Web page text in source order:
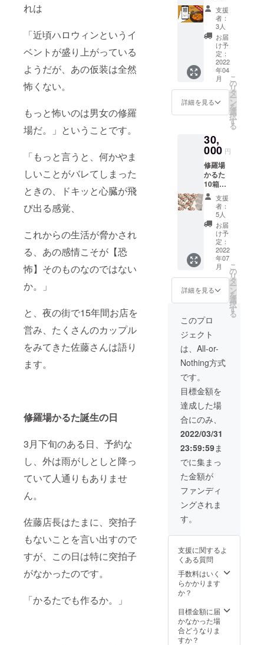
れは
「近頃ハロウィンというイ
ベントが盛り上がっている
ようだが、あの仮装は全然
怖くない。
もっと怖いのは男女の修羅
場だ。」ということです。
「もっと言うと、何かやま
しいことがバレてしまった
ときの、ドキッと心臓が飛
び出る感覚、
これからの生活が脅かされ
る、あの感情こそが【恐
怖】そのものなのではない
か。」
と、夜の街で15年間お店を
営み、たくさんのカップル
をみてきた佐藤さんは語り
ます。
修羅場かるた誕生の日
3月下旬のある日、予約な
し、外は雨がしとしと降っ
ていて人通りもありませ
ん。
佐藤店長はたまに、突拍子
もないことを言い出すので
すが、この日は特に突拍子
がなかったのです。
「かるたでも作るか。」
肉(国
産)、濃
縮がら
スー
プ、
ラー
油、野
菜(ネ
ギ、
しょう
が、に
植物油
脂、ト
ウバン
ジャ
ン、砂
糖、ト
ウチ、
でん
粉、醤
油、
シャン
ラー
ジャ
ン、テ
ンメン
ン、中
国しょ
香辛
料、す
りご
ま、醸
造酢、
食塩、
小麦・
牛肉・
大豆・
鶏肉・
ごまを
含む)
保存方
法：-18
°以下で
保存し
てくだ
さい
加熱調
理の必
てお召
し上が
りくだ
さい
クール
宅急便
のお届
けとな
りま
板メ
ニュー
「五川
麻婆豆
腐」2人
前/1
パック
サイ
ズ(約)：
縦
20cm
15cm
1cm
重さ
(約)：
300g
原材料
名：牛
肉(国
産)、濃
縮がら
スー
プ、
ラー
油、野
菜(ネ
ギ、
しょう
が、に
興酒、
脂、ト
ウバン
ジャ
ン、砂
ウチ、
でん
粉、醤
油、
シャン
ラー
ン、テ
ンメン
ジャ
ン、中
国しょ
うゆ、
香辛
ま、醸
造酢、
食塩、
(一部に
小麦・
牛肉・
ごまを
含む)
保存方
えるお
食事券2
万円分
(有効期
限:4月1
日〜10
月31日/
日・祝
定休) 看
板メ
ニュー
の「五
川麻婆
をはじ
めユ
ニーク
で楽し
いメ
ニュー
がたく
さんの
中華料
理店で
す。
メール
でQR
コード
付き画
像をお
送りい
で、お
支払い
時にご
提示く
ださ
い。
com/os
aka/A2
701/A2
70101/2
700772
4/
支援
者：
3人
お届
け予
定：
2022
年04
月
詳細を見る
こ
の
リ
タ
ー
ン
を
選
択
す
る
30,
000 円
修羅場
かるた
10箱と
五川麻
婆豆腐6
パック
・修羅
場かる
た/1箱
サイ
ズ(約)：
10.5cm
横幅
14cm
高さ
4cm
重さ
(約)：
350g ・
北新地
RAKUS
ニュー
「五川
麻婆豆
腐」2人
前/1
パック
サイ
ズ(約)：
縦
20cm
横
15cm
高さ
(約)：
原材料
名：牛
肉(国
産)、濃
縮がら
プ、
ラー
油、野
菜(ネ
支援
者：
5人
お届
け予
定：
2022
年07
月
詳細を見る
こ
の
リ
タ
ー
ン
を
選
択
す
る
このプロ
ジェクト
は、All-or-
Nothing方式
です。
目標金額を
達成した場
合にのみ、
2022/03/31
23:59:59ま
でに集まっ
た金額が
ファンディ
ングされま
す。
支援に関するよ
くある質問
手数料はいく
らかかります
か？
目標金額に届
かなかった場
合どうなりま
すか？